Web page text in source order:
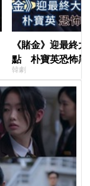
《賭金》迎最終
點 朴寶英恐怖黑
韓劇